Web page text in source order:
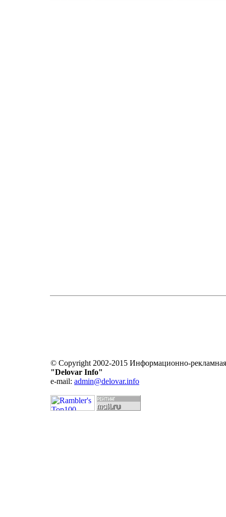
© Copyright 2002-2015 Информационно-
"Delovar Info"
e-mail: admin@delovar.info